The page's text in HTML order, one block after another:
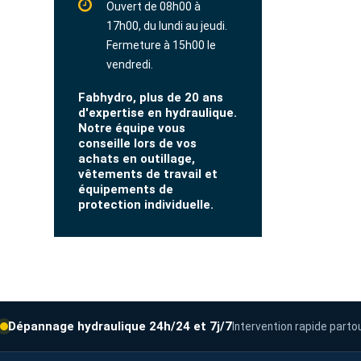
Ouvert de 08h00 à
17h00, du lundi au jeudi.
Fermeture à 15h00 le
vendredi.
Fabhydro, plus de 20 ans
d'expertise en hydraulique.
Notre équipe vous
conseille lors de vos
achats en outillage,
vêtements de travail et
équipements de
protection individuelle.
Dépannage hydraulique 24h/24 et 7j/7Intervention rapide